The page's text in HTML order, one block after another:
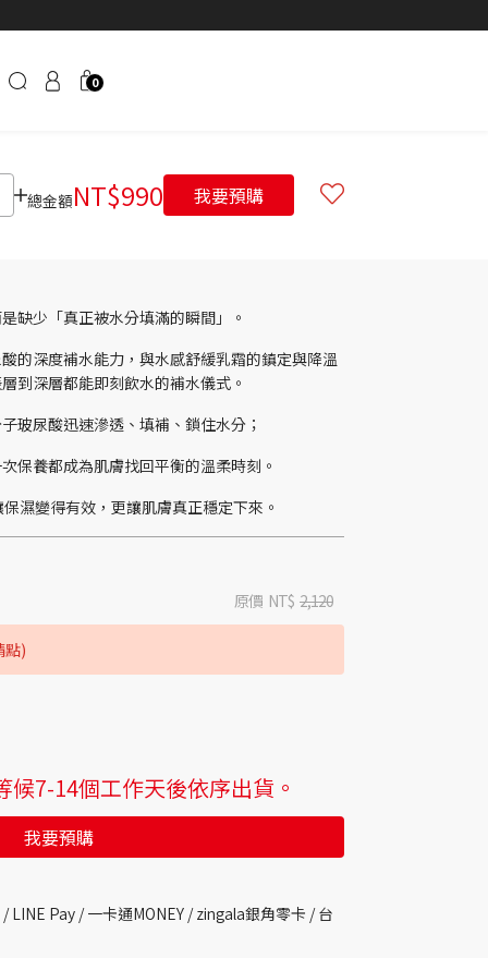
0
總金額NT$990 我要預購
缺少「真正被水分填滿的瞬間」。
的深度補水能力，與水感舒緩乳霜的鎮定與降溫
到深層都能即刻飲水的補水儀式。
玻尿酸迅速滲透、填補、鎖住水分；
保養都成為肌膚找回平衡的溫柔時刻。
濕變得有效，更讓肌膚真正穩定下來。
原價 NT$ 2,120
點)
7-14個工作天後依序出貨。
我要預購
/LINE Pay / 一卡通MONEY /zingala銀角零卡 /台